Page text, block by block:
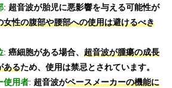
: 超音波が胎児に悪影響を与える可能性が
女性の腹部や腰部への使用は避けるべき
: 癌細胞がある場合、 超音波が腫瘍の成長
あるため、使用は禁忌とされています。
使用者: 超音波がペースメーカーの機能に